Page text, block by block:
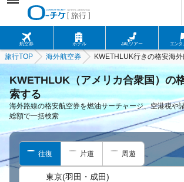
航空券 ホテル JALツアー エンタ
旅行TOP 海外航空券 KWETHLUK行きの格安海
KWETHLUK（アメリカ合衆国）の
索する
海外路線の格安航空券を燃油サーチャージ、空港税や
総額で一括検索
往復 片道 周遊
東京(羽田・成田)